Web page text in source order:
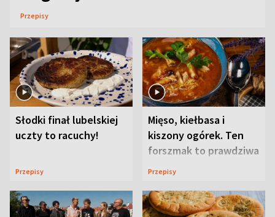
Przepisy
Słodki finał lubelskiej
uczty to racuchy!
Przepisy
Mięso, kiełbasa i
kiszony ogórek. Ten
forszmak to prawdziwa
uczta
Przepisy